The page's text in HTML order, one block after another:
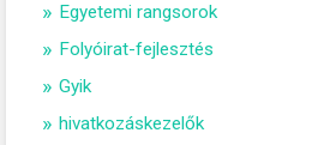
Egyetemi rangsorok
Folyóirat-fejlesztés
Gyik
hivatkozáskezelők